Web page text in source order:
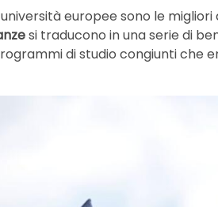
europee sono le
si traducono in una serie di
di studio congiunti che